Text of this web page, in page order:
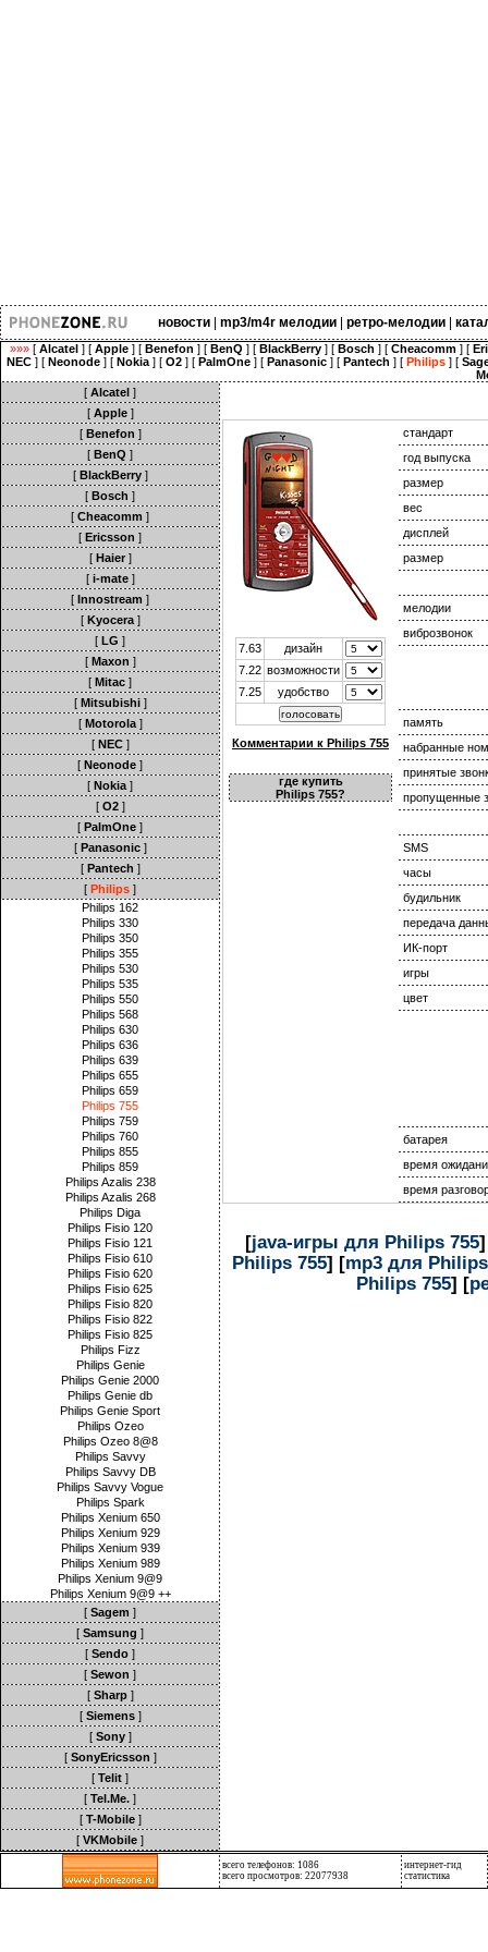
новости| mp3/m4r мелодии| ретро-мелодии|
»»» [ Alcatel ] [ Apple ] [ Benefon ] [ BenQ ] [ BlackBerry ] [ Bosch ] [ Cheacomm ] [
NEC ] [ Neonode ] [ Nokia ] [ O2 ] [ PalmOne ] [ Panasonic ] [ Pantech ] [ Philips ] [
[ Alcatel ]
[ Apple]
[ Benefon ]
[ BenQ ]
[ BlackBerry]
[ Bosch ]
[ Cheacomm ]
[ Ericsson ]
[ Haier]
[ i-mate]
[ Innostream ]
[ Kyocera]
[ LG ]
[ Maxon ]
[ Mitac ]
[ Mitsubishi]
[ Motorola]
[ NEC]
[ Neonode ]
[ Nokia ]
[ O2]
[ PalmOne ]
[ Panasonic]
[ Pantech ]
[ Philips ]
Philips 162
Philips 330
Philips 350
Philips 355
Philips 530
Philips 535
Philips 550
Philips 568
Philips 630
Philips 636
Philips 639
Philips 655
Philips 659
Philips 755
Philips 759
Philips 760
Philips 855
Philips 859
Philips Azalis 238
Philips Azalis 268
Philips Diga
Philips Fisio 120
Philips Fisio 121
Philips Fisio 610
Philips Fisio 620
Philips Fisio 625
Philips Fisio 820
Philips Fisio 822
Philips Fisio 825
Philips Fizz
Philips Genie
Philips Genie 2000
Philips Genie db
Philips Genie Sport
Philips Ozeo
Philips Ozeo 8@8
Philips Savvy
Philips Savvy DB
Philips Savvy Vogue
Philips Spark
Philips Xenium 650
Philips Xenium 929
Philips Xenium 939
Philips Xenium 989
Philips Xenium 9@9
Philips Xenium 9@9 ++
[ Sagem ]
[ Samsung ]
[ Sendo ]
[ Sewon ]
[ Sharp]
[ Siemens]
[ Sony]
[ SonyEricsson ]
[ Telit ]
[ Tel.Me. ]
[ T-Mobile]
[ VKMobile ]
7.63
дизайн
7.22 возможности
7.25
удобство
Комментарии к Philips 755
где купить
Philips 755?
стандарт
год выпуска
размер
вес
дисплей
размер
мелодии
виброзвонок
память
набранные
принятые
пропущенные
SMS
часы
будильник
передача
ИК-порт
игры
цвет
батарея
время
время
[java-игры для Philips 755]
Philips 755] [mp3 для Philips
Philips 755] [
всего телефонов: 1086
всего просмотров: 22077938
интернет-гид
статистика